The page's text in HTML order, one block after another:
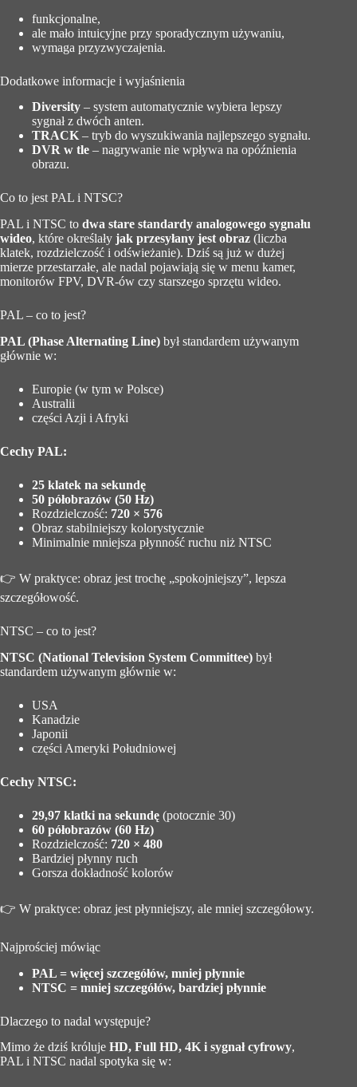
funkcjonalne,
ale mało intuicyjne przy sporadycznym używaniu,
wymaga przyzwyczajenia.
Dodatkowe informacje i wyjaśnienia
Diversity – system automatycznie wybiera lepszy
sygnał z dwóch anten.
TRACK – tryb do wyszukiwania najlepszego sygnału.
DVR w tle – nagrywanie nie wpływa na opóźnienia
obrazu.
Co to jest PAL i NTSC?
PAL i NTSC to dwa stare standardy analogowego sygnału
wideo, które określały jak przesyłany jest obraz (liczba
klatek, rozdzielczość i odświeżanie). Dziś są już w dużej
mierze przestarzałe, ale nadal pojawiają się w menu kamer,
monitorów FPV, DVR-ów czy starszego sprzętu wideo.
PAL – co to jest?
PAL (Phase Alternating Line) był standardem używanym
głównie w:
Europie (w tym w Polsce)
Australii
części Azji i Afryki
Cechy PAL:
25 klatek na sekundę
50 półobrazów (50 Hz)
Rozdzielczość: 720 × 576
Obraz stabilniejszy kolorystycznie
Minimalnie mniejsza płynność ruchu niż NTSC
👉 W praktyce: obraz jest trochę „spokojniejszy”, lepsza
szczegółowość.
NTSC – co to jest?
NTSC (National Television System Committee) był
standardem używanym głównie w:
USA
Kanadzie
Japonii
części Ameryki Południowej
Cechy NTSC:
29,97 klatki na sekundę (potocznie 30)
60 półobrazów (60 Hz)
Rozdzielczość: 720 × 480
Bardziej płynny ruch
Gorsza dokładność kolorów
👉 W praktyce: obraz jest płynniejszy, ale mniej szczegółowy.
Najprościej mówiąc
PAL = więcej szczegółów, mniej płynnie
NTSC = mniej szczegółów, bardziej płynnie
Dlaczego to nadal występuje?
Mimo że dziś króluje HD, Full HD, 4K i sygnał cyfrowy,
PAL i NTSC nadal spotyka się w: